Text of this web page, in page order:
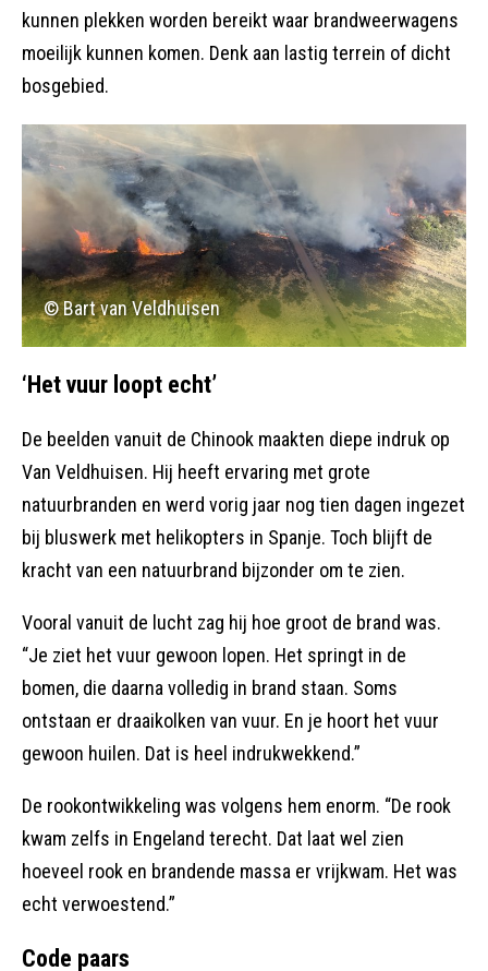
kunnen plekken worden bereikt waar brandweerwagens
moeilijk kunnen komen. Denk aan lastig terrein of dicht
bosgebied.
© Bart van Veldhuisen
‘Het vuur loopt echt’
De beelden vanuit de Chinook maakten diepe indruk op
Van Veldhuisen. Hij heeft ervaring met grote
natuurbranden en werd vorig jaar nog tien dagen ingezet
bij bluswerk met helikopters in Spanje. Toch blijft de
kracht van een natuurbrand bijzonder om te zien.
Vooral vanuit de lucht zag hij hoe groot de brand was.
“Je ziet het vuur gewoon lopen. Het springt in de
bomen, die daarna volledig in brand staan. Soms
ontstaan er draaikolken van vuur. En je hoort het vuur
gewoon huilen. Dat is heel indrukwekkend.”
De rookontwikkeling was volgens hem enorm. “De rook
kwam zelfs in Engeland terecht. Dat laat wel zien
hoeveel rook en brandende massa er vrijkwam. Het was
echt verwoestend.”
Code paars